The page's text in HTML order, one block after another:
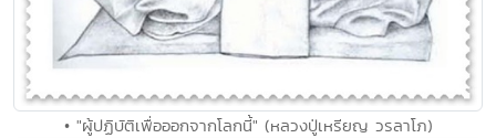
• "ผู้ปฏิบัติเพื่อออกจากโลกนี้" (หลวงปู่เหรียญ วรลาโภ)